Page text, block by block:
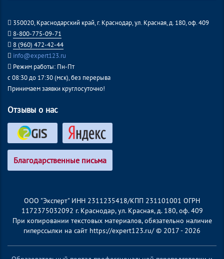
350020, Краснодарский край, г. Краснодар, ул. Красная, д. 180, оф. 409
8-800-775-09-71
8 (960) 472-42-44
info@expert123.ru
Режим работы: Пн-Пт
с 08:30 до 17:30 (мск), без перерыва
Принимаем заявки круглосуточно!
Отзывы о нас
Благодарственные письма
ООО "Эксперт" ИНН 2311235418/КПП 231101001 ОГРН
1172375032092 г. Краснодар, ул. Красная, д. 180, оф. 409
При копировании текстовых материалов, обязательно наличие
гиперссылки на сайт https://expert123.ru/ © 2017 - 2026